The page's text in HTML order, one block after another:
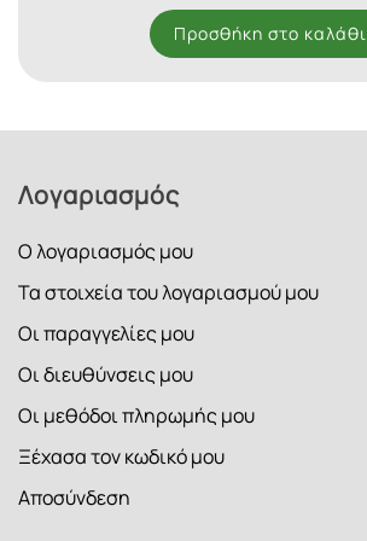
Προσθήκη στο καλάθι
Λογαριασμός
Ο λογαριασμός μου
Τα στοιχεία του λογαριασμού μου
Οι παραγγελίες μου
Οι διευθύνσεις μου
Οι μεθόδοι πληρωμής μου
Ξέχασα τον κωδικό μου
Αποσύνδεση